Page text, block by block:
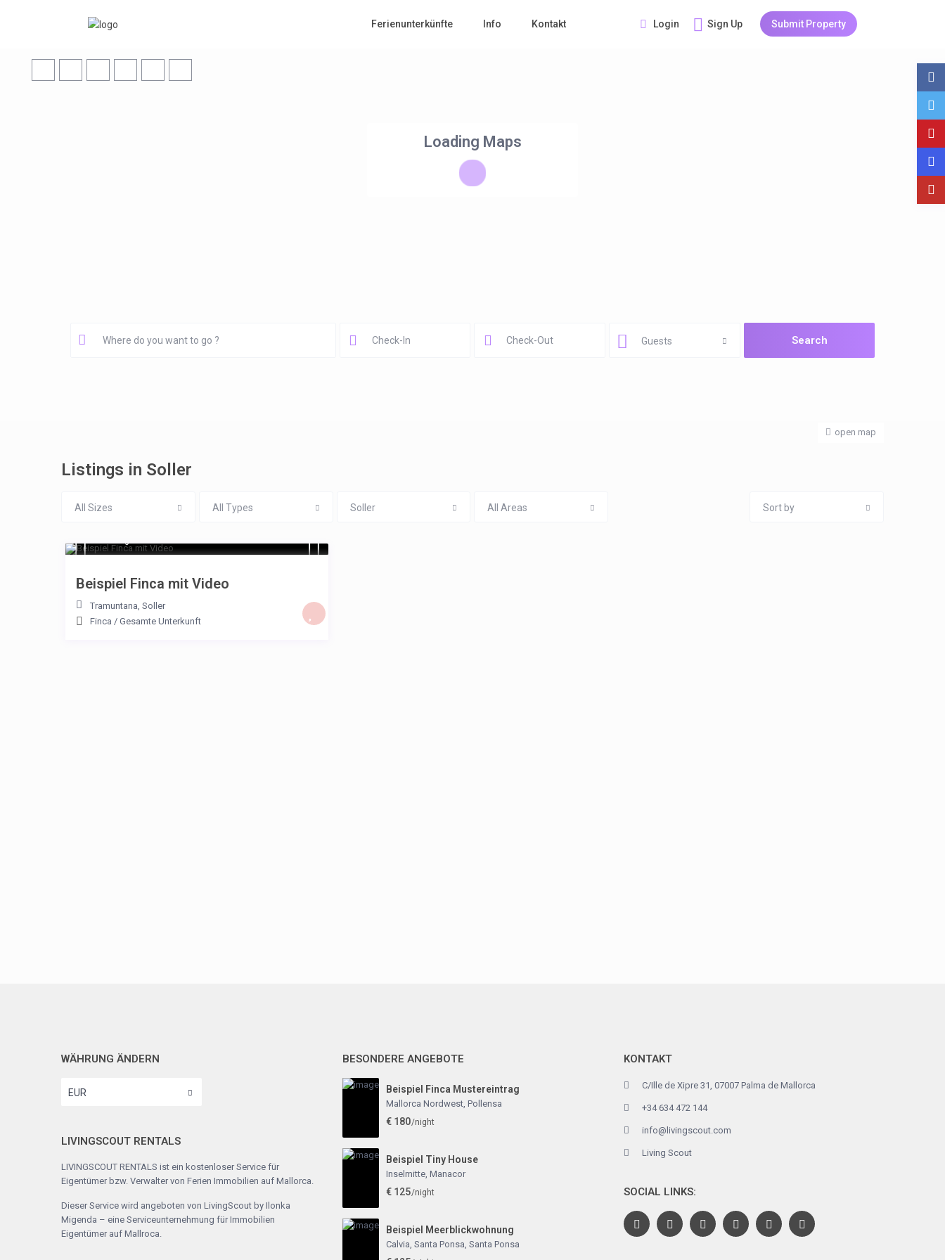
Login Sign Up Submit Property
Ferienunterkünfte Info Kontakt
Loading Maps
open map
Guests
Listings in Soller
All Sizes All Types Soller All Areas Sort by
Beispiel Finca mit Video
Tramuntana, Soller
Finca / Gesamte Unterkunft
WÄHRUNG ÄNDERN
EUR
LIVINGSCOUT RENTALS
LIVINGSCOUT RENTALS ist ein kostenloser Service für
Eigentümer bzw. Verwalter von Ferien Immobilien auf Mallorca.
Dieser Service wird angeboten von LivingScout by Ilonka
Migenda – eine Serviceunternehmung für Immobilien
Eigentümer auf Mallroca.
BESONDERE ANGEBOTE
Beispiel Finca Mustereintrag
Mallorca Nordwest, Pollensa
€ 180/night
Beispiel Tiny House
Inselmitte, Manacor
€ 125/night
Beispiel Meerblickwohnung
Calvia, Santa Ponsa, Santa Ponsa
KONTAKT
C/Ille de Xipre 31, 07007 Palma de Mallorca
+34 634 472 144
info@livingscout.com
Living Scout
SOCIAL LINKS: